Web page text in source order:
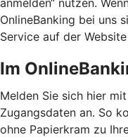
OnlineBanking bei uns
Service auf der
Im
Melden Sie sich hier
Zugangsdaten an. So
ohne Papierkram zu